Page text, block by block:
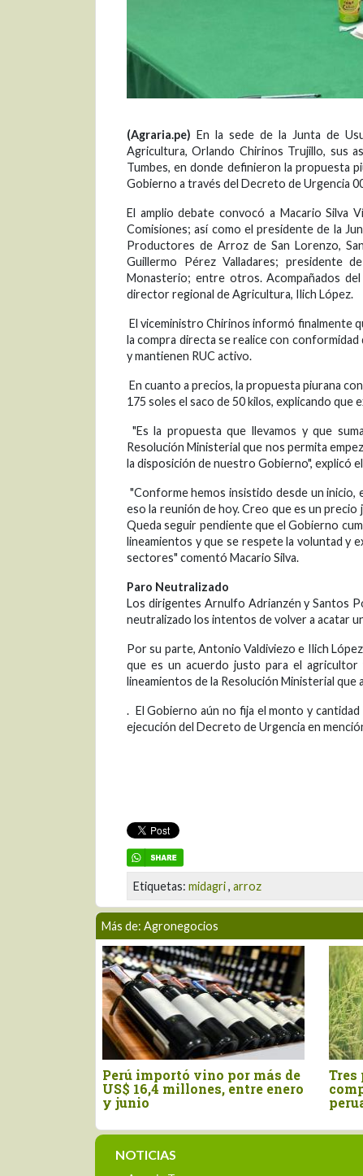
(Agraria.pe) En la sede de la Junta de
Agricultura, Orlando Chirinos Trujillo, sus
Tumbes, en donde definieron la propuesta
Gobierno a través del Decreto de Urgencia
El amplio debate convocó a Macario Silva
Comisiones; así como el presidente de la
Productores de Arroz de San Lorenzo,
Guillermo Pérez Valladares; presidente
Monasterio; entre otros. Acompañados
director regional de Agricultura, Ilich López.
El viceministro Chirinos informó finalmente
la compra directa se realice con
y mantienen RUC activo.
En cuanto a precios, la propuesta piurana
175 soles el saco de 50 kilos, explicando
"Es la propuesta que llevamos y que
Resolución Ministerial que nos permita
la disposición de nuestro Gobierno", explicó
"Conforme hemos insistido desde un inicio,
eso la reunión de hoy. Creo que es un
Queda seguir pendiente que el Gobierno
lineamientos y que se respete la voluntad y
sectores" comentó Macario Silva.
Paro Neutralizado
Los dirigentes Arnulfo Adrianzén y Santos
neutralizado los intentos de volver a acatar
Por su parte, Antonio Valdiviezo e Ilich
que es un acuerdo justo para el
lineamientos de la Resolución Ministerial que
. El Gobierno aún no fija el monto y
ejecución del Decreto de Urgencia en
Etiquetas: midagri, arroz
Más de: Agronegocios
importó vino por más de
millones, entre enero
Tres pilares para
competitividad del agro
peruano
NOTICIAS